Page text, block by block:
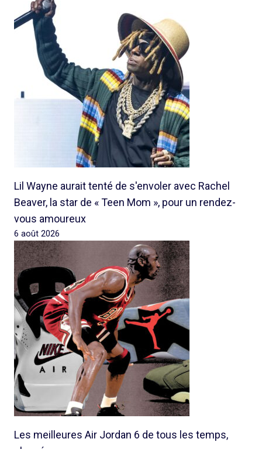
Lil Wayne aurait tenté de s'envoler avec Rachel
Beaver, la star de « Teen Mom », pour un rendez-
vous amoureux
6 août 2026
Les meilleures Air Jordan 6 de tous les temps,